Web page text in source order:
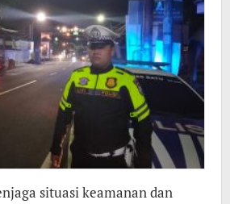
situasi keamanan dan